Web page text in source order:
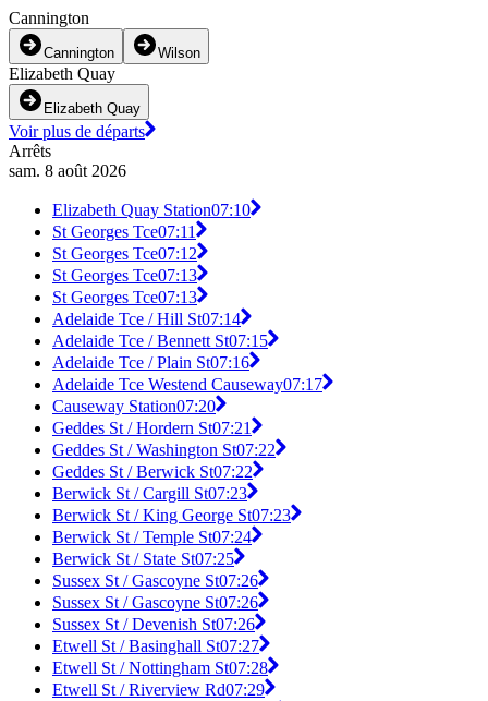
Cannington
Cannington Wilson
Elizabeth Quay
Elizabeth Quay
Voir plus de départs
Arrêts
sam. 8 août 2026
Elizabeth Quay Station07:10
St Georges Tce07:11
St Georges Tce07:12
St Georges Tce07:13
St Georges Tce07:13
Adelaide Tce / Hill St07:14
Adelaide Tce / Bennett St07:15
Adelaide Tce / Plain St07:16
Adelaide Tce Westend Causeway07:17
Causeway Station07:20
Geddes St / Hordern St07:21
Geddes St / Washington St07:22
Geddes St / Berwick St07:22
Berwick St / Cargill St07:23
Berwick St / King George St07:23
Berwick St / Temple St07:24
Berwick St / State St07:25
Sussex St / Gascoyne St07:26
Sussex St / Gascoyne St07:26
Sussex St / Devenish St07:26
Etwell St / Basinghall St07:27
Etwell St / Nottingham St07:28
Etwell St / Riverview Rd07:29